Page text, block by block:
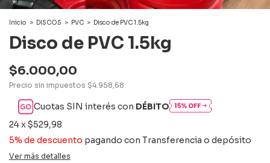
Inicio > DISCOS > PVC > Disco de PVC 1.5kg
Disco de PVC 1.5kg
$6.000,00
Precio sin impuestos $4.958,68
Cuotas SIN interés con DÉBITO
24x$529,98
5% de descuento pagando con Transferencia o depósito
Ver más detalles